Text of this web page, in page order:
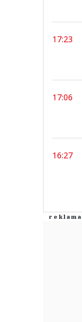
17:23
17:06
16:27